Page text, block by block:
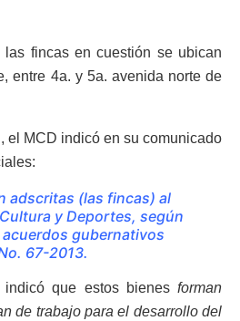
las fincas en cuestión se ubican
entre 4a. y 5a. avenida norte de
el MCD indicó en su comunicado
adscritas (las fincas) al
y Deportes, según
gubernativos
67-2013.
que estos bienes forman
de trabajo para el desarrollo del